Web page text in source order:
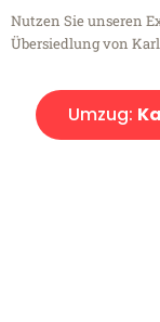
Nutzen Sie unseren
Übersiedlung von
Umzug: